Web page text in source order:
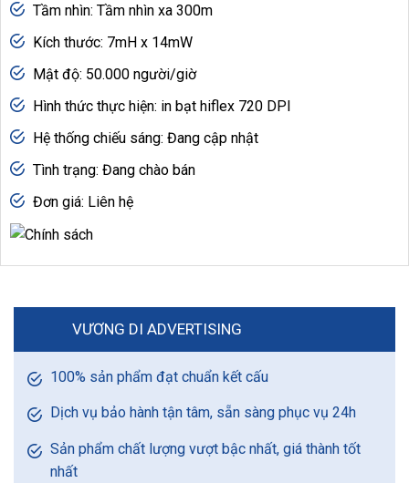
Tầm nhìn: Tầm nhìn xa 300m
Kích thước: 7mH x 14mW
Mật độ: 50.000 người/giờ
Hình thức thực hiện: in bạt hiflex 720 DPI
Hệ thống chiếu sáng: Đang cập nhật
Tình trạng: Đang chào bán
Đơn giá: Liên hệ
VƯƠNG DI ADVERTISING
100% sản phẩm đạt chuẩn kết cấu
Dịch vụ bảo hành tận tâm, sẵn sàng phục vụ 24h
Sản phẩm chất lượng vượt bậc nhất, giá thành tốt
nhất